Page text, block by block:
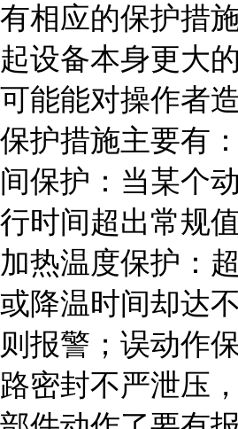
有相应的保护措
起设备本身更大
可能能对操作者
保护措施主要有
间保护：当某个
行时间超出常规
加热温度保护：
或降温时间却达
则报警；误动作
路密封不严泄压